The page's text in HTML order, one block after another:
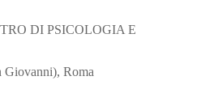
DI PSICOLOGIA E
Giovanni), Roma